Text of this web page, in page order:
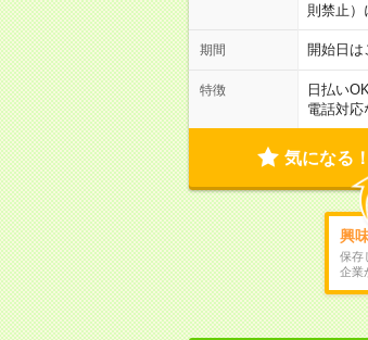
則禁止
期間 開始日
特徴 日払いOK
電話対応
気になる！
興
保存
企業